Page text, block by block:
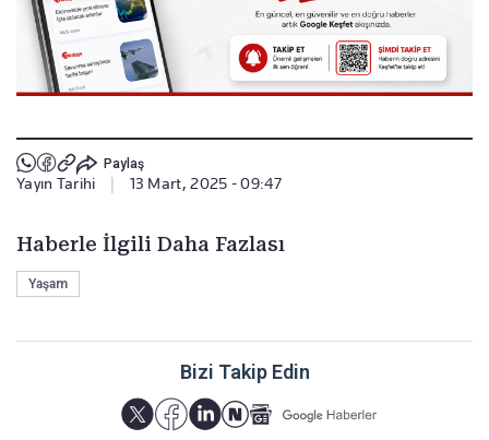
Paylaş
Yayın Tarihi 13 Mart, 2025 - 09:47
Haberle İlgili Daha Fazlası
Yaşam
Bizi Takip Edin